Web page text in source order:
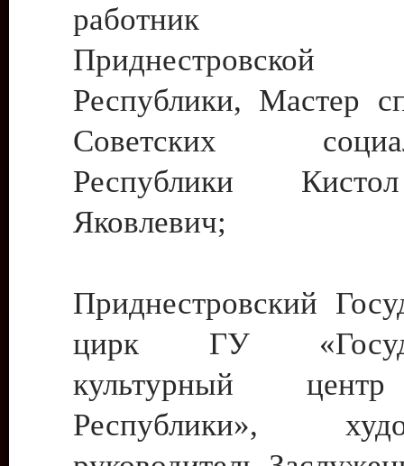
работник
Приднестровской
Республики, Мастер
Советских
Республики
Яковлевич;
Приднестровский
цирк ГУ
культурный
Республики»,